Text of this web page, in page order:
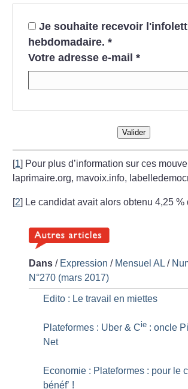
Je souhaite recevoir
hebdomadaire. *
Votre adresse e-mail *
Valider
[1] Pour plus d’information sur ces
laprimaire.org, mavoix.info,
[2] Le candidatavait alors obtenu 4,25 %
Dans / Expression / Mensuel AL /
N°270 (mars 2017)
Edito : Le travail en miettes
Plateformes : Uber & Cie : oncle
Net
Economie : Plateformes : pour le
bénéf’ !